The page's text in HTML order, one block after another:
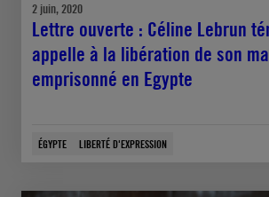
2 juin, 2020
Lettre ouverte : Céline Lebrun
appelle à la libération de son
emprisonné en Egypte
ÉGYPTE LIBERTÉ D'EXPRESSION